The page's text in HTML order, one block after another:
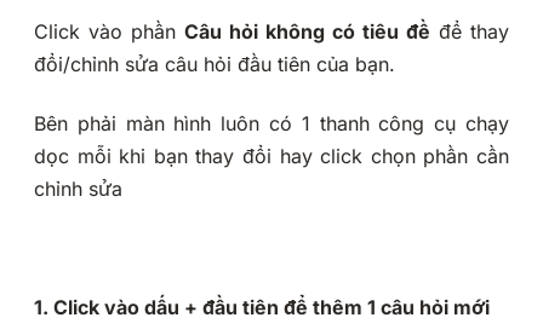
Click vào phần Câu hỏi không có tiêu đề để thay
đổi/chỉnh sửa câu hỏi đầu tiên của bạn.
Bên phải màn hình luôn có 1 thanh công cụ chạy
dọc mỗi khi bạn thay đổi hay click chọn phần cần
chỉnh sửa
1. Click vào dấu + đầu tiên để thêm 1 câu hỏi mới